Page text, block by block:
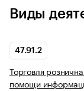
Виды
47.91.2
Торговля
помощи